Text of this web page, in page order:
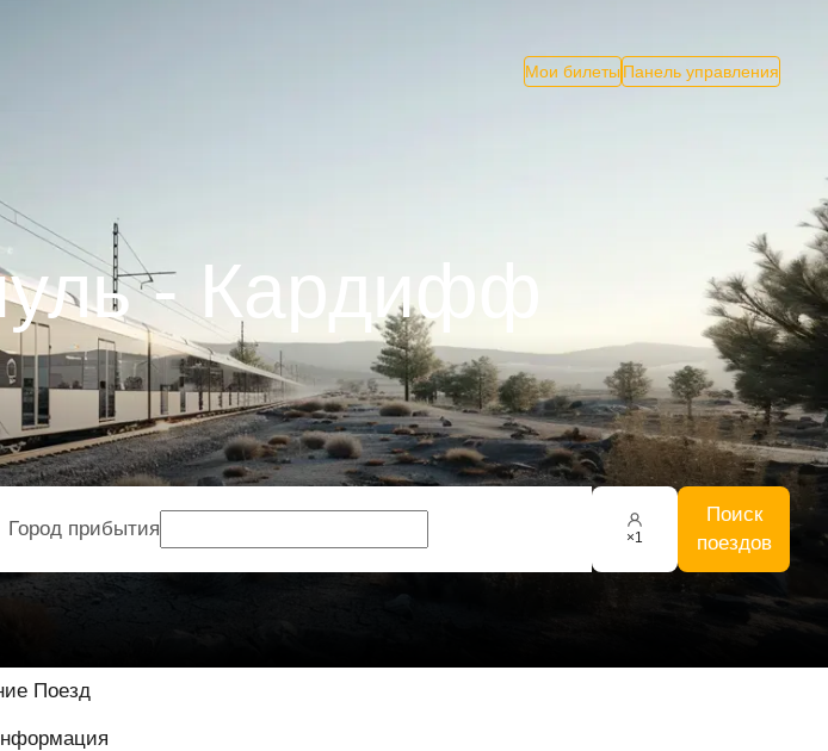
Мои билеты Панель управления
- Кардифф
Город прибытия ×1
Поиск
поездов
Поезд